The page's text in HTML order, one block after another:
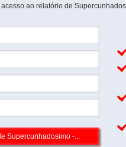
ao relatório de